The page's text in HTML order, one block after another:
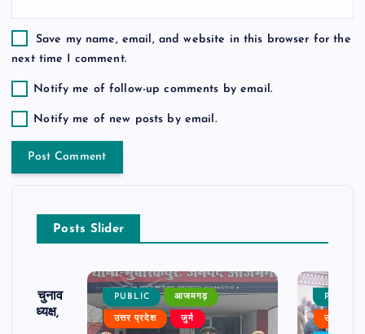
Save my name, email, and website in this browser for the
next time I comment.
Notify me of follow-up comments by email.
Notify me of new posts by email.
Posts Slider
का चुनाव
बने अध्यक्ष,
PUBLIC आजमगढ़
उत्तर प्रदेश जुर्म
PUBLIC
उत्तर